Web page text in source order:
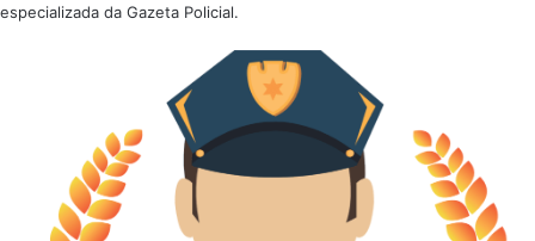
especializada da Gazeta Policial.